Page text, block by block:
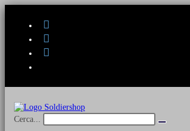
Cerca...
Invia